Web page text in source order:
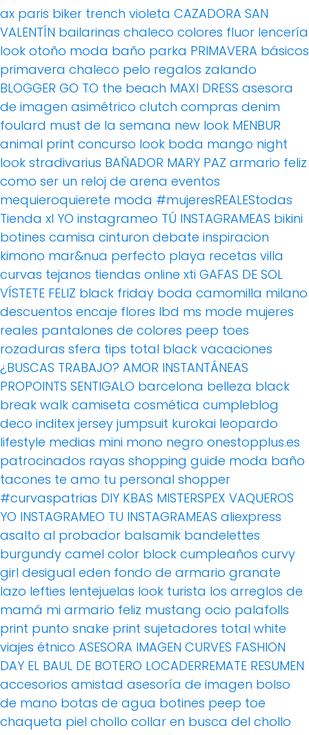
ax paris biker trench violeta CAZADORA SAN
VALENTÍN bailarinas chaleco colores fluor lencería
look otoño moda baño parka PRIMAVERA básicos
primavera chaleco pelo regalos zalando
BLOGGER GO TO the beach MAXI DRESS asesora
de imagen asimétrico clutch compras denim
foulard must de la semana new look MENBUR
animal print concurso look boda mango night
look stradivarius BAÑADOR MARY PAZ armario feliz
como ser un reloj de arena eventos
mequieroquierete moda #mujeresREALEStodas
Tienda xl YO instagrameo TÚ INSTAGRAMEAS bikini
botines camisa cinturon debate inspiracion
kimono mar&nua perfecto playa recetas villa
curvas tejanos tiendas online xti GAFAS DE SOL
VÍSTETE FELIZ black friday boda camomilla milano
descuentos encaje flores lbd ms mode mujeres
reales pantalones de colores peep toes
rozaduras sfera tips total black vacaciones
¿BUSCAS TRABAJO? AMOR INSTANTÁNEAS
PROPOINTS SENTIGALO barcelona belleza black
break walk camiseta cosmética cumpleblog
deco inditex jersey jumpsuit kurokai leopardo
lifestyle medias mini mono negro onestopplus.es
patrocinados rayas shopping guide moda baño
tacones te amo tu personal shopper
#curvaspatrias DIY KBAS MISTERSPEX VAQUEROS
YO INSTAGRAMEO TU INSTAGRAMEAS aliexpress
asalto al probador balsamik bandelettes
burgundy camel color block cumpleaños curvy
girl desigual eden fondo de armario granate
lazo lefties lentejuelas look turista los arreglos de
mamá mi armario feliz mustang ocio palafolls
print punto snake print sujetadores total white
viajes étnico ASESORA IMAGEN CURVES FASHION
DAY EL BAUL DE BOTERO LOCADERREMATE RESUMEN
accesorios amistad asesoría de imagen bolso
de mano botas de agua botines peep toe
chaqueta piel chollo collar en busca del chollo